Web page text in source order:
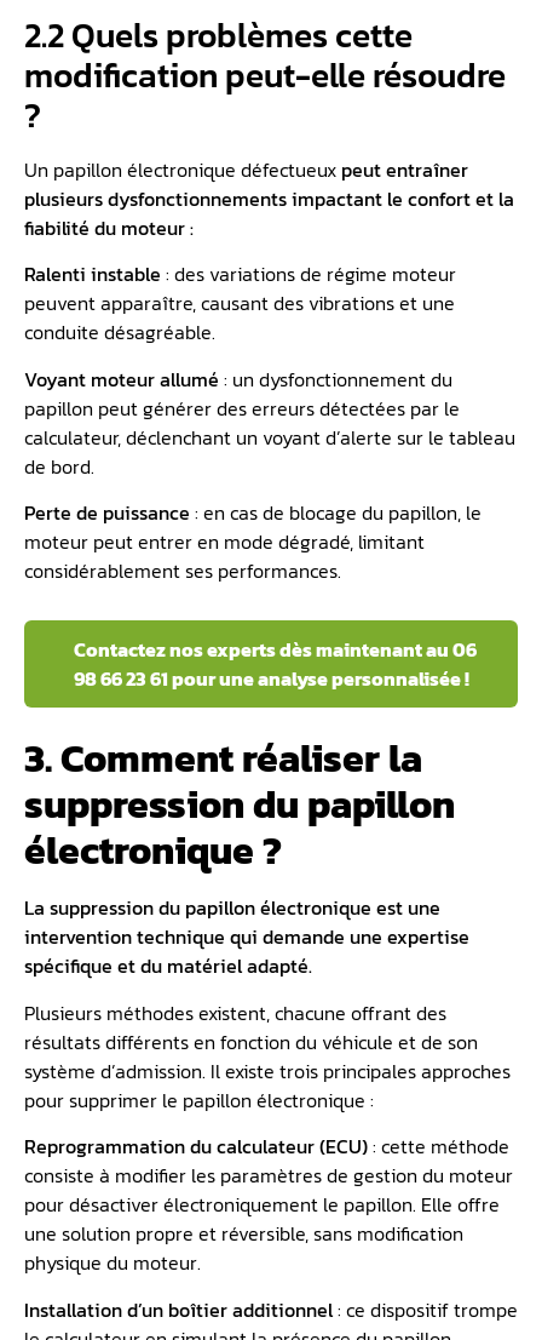
2.2 Quels problèmes cette
modification peut-elle résoudre
?
Un papillon électronique défectueux peut entraîner
plusieurs dysfonctionnements impactant le confort et la
fiabilité du moteur :
Ralenti instable : des variations de régime moteur
peuvent apparaître, causant des vibrations et une
conduite désagréable.
Voyant moteur allumé : un dysfonctionnement du
papillon peut générer des erreurs détectées par le
calculateur, déclenchant un voyant d’alerte sur le tableau
de bord.
Perte de puissance : en cas de blocage du papillon, le
moteur peut entrer en mode dégradé, limitant
considérablement ses performances.
Contactez nos experts dès maintenant au 06
98 66 23 61 pour une analyse personnalisée !
3. Comment réaliser la
suppression du papillon
électronique ?
La suppression du papillon électronique est une
intervention technique qui demande une expertise
spécifique et du matériel adapté.
Plusieurs méthodes existent, chacune offrant des
résultats différents en fonction du véhicule et de son
système d’admission. Il existe trois principales approches
pour supprimer le papillon électronique :
Reprogrammation du calculateur (ECU): cette méthode
consiste à modifier les paramètres de gestion du moteur
pour désactiver électroniquement le papillon. Elle offre
une solution propre et réversible, sans modification
physique du moteur.
Installation d’un boîtier additionnel: ce dispositif trompe